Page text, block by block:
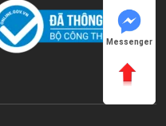
Messenger